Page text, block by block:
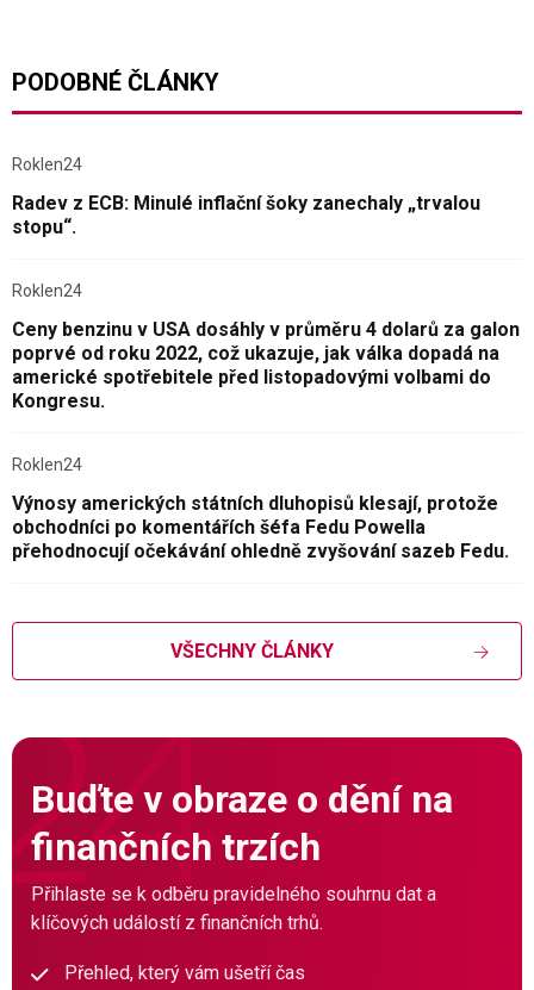
PODOBNÉ ČLÁNKY
Roklen24
Radev z ECB: Minulé inflační šoky zanechaly „trvalou
stopu“.
Roklen24
Ceny benzinu v USA dosáhly v průměru 4 dolarů za galon
poprvé od roku 2022, což ukazuje, jak válka dopadá na
americké spotřebitele před listopadovými volbami do
Kongresu.
Roklen24
Výnosy amerických státních dluhopisů klesají, protože
obchodníci po komentářích šéfa Fedu Powella
přehodnocují očekávání ohledně zvyšování sazeb Fedu.
VŠECHNY ČLÁNKY
Buďte v obraze o dění na
finančních trzích
Přihlaste se k odběru pravidelného souhrnu dat a
klíčových událostí z finančních trhů.
Přehled, který vám ušetří čas